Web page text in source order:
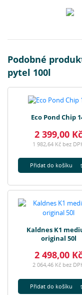
Podobné
pytel 100l
Eco Pond Chip
2 399,00 Kč
1 982,64 Kč bez
Přidat do košíku
Kaldnes K1
original 50l
2 498,00 Kč
2 064,46 Kč bez
Přidat do košíku